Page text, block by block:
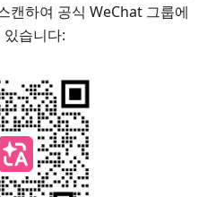
캔하여 공식 WeChat 그룹에
습니다: